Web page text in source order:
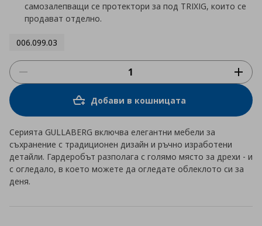
самозалепващи се протектори за под TRIXIG, които се
продават отделно.
006.099.03
Добави в кошницата
Серията GULLABERG включва елегантни мебели за
съхранение с традиционен дизайн и ръчно изработени
детайли. Гардеробът разполага с голямо място за дрехи - и
с огледало, в което можете да огледате облеклото си за
деня.